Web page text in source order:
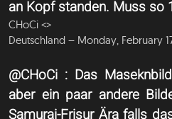
an Kopf standen. Muss so
CHoCi <>
Deutschland – Monday, February
@CHoCi : Das
aber ein paar andere
Samurai-Frisur Ära falls